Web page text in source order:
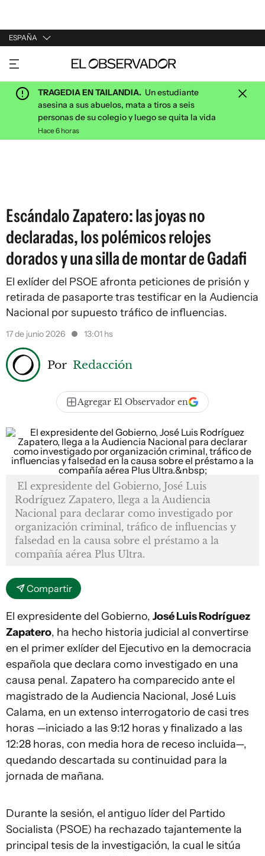
ESPAÑA
URUGUAY
ARGENTINA
ESPAÑA
ESTADOS UNIDOS
TRAGEDIA EN TAILANDIA. Un estudiante
asesina a sus abuelos, mata a tiros a seis
personas de su colegio y luego se quita la vida
Hace 6 horas
Escándalo Zapatero: las joyas no
declaradas, los polémicos relojes
dorados y una silla de montar de Gadafi
El exlíder del PSOE afronta peticiones de prisión y
retirada de pasaporte tras testificar en la Audiencia
Nacional por supuesto tráfico de influencias.
17 de junio 2026 13:01 hs
Por Redacción
Agregar El Observador en
El expresidente del Gobierno, José Luis
Rodríguez Zapatero, llega a la Audiencia
Nacional para declarar como investigado por
organización criminal, tráfico de influencias y
falsedad en la causa sobre el préstamo a la
compañía aérea Plus Ultra.
Compartir
El expresidente del Gobierno, José Luis Rodríguez
Zapatero, ha hecho historia judicial al convertirse
en el primer exlíder del Ejecutivo en la democracia
española que declara como investigado en una
causa penal. Zapatero ha comparecido ante el
magistrado de la Audiencia Nacional, José Luis
Calama, en un extenso interrogatorio de casi tres
horas —iniciado a las 9:12 horas y finalizado a las
12:28 horas, con media hora de receso incluida—,
quedando descartada su continuidad para la
jornada de mañana.
Durante la sesión, el antiguo líder del Partido
Socialista (PSOE) ha rechazado tajantemente la
principal tesis de la investigación, la cual le sitúa